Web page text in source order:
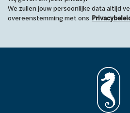
We zullen jouw persoonlijke data altijd
overeenstemming met ons